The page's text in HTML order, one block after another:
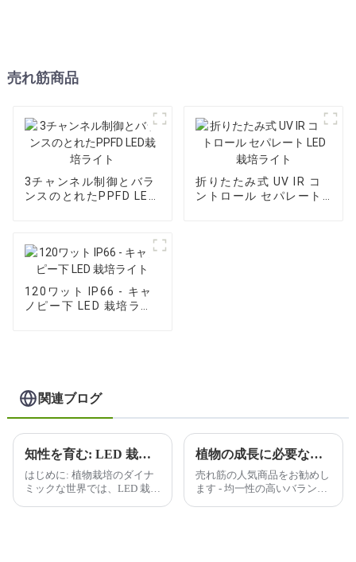
売れ筋商品
3チャンネル制御とバラ
ンスのとれたPPFD LED
折りたたみ式 UV IR コ
ントロール セパレート
120ワット IP66 - キャ
ノピー下 LED 栽培ライ
関連ブログ
知性を育む: LED 栽培ライトで未来を照らす
はじめに: 植物栽培のダイナ
ミックな世界では、LED 栽培
植物の成長に必要な光の波長をどのように判断しますか?
売れ筋の人気商品をお勧めし
ます - 均一性の高いバランス